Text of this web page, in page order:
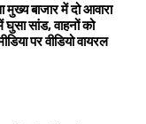
बाजार में दो आवारा
सांड, वाहनों को
पर वीडियो वायरल